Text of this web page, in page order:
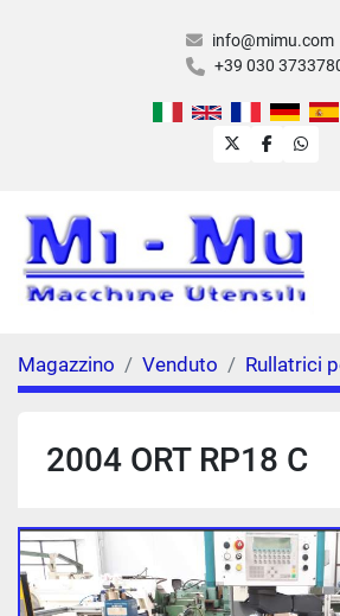
info@mimu.com
+39 030
twitterfacebook
Magazzino Venduto Rullatrici
2004 ORT RP18 C